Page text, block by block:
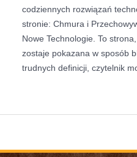
codziennych rozwiązań
stronie: Chmura i
Nowe Technologie. To
zostaje pokazana w sposób
trudnych definicji, czytelnik